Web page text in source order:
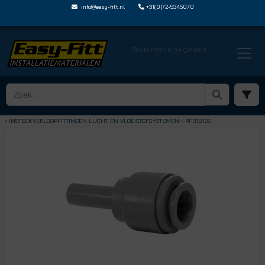
info@easy-fitt.nl +31(0)72-5345070
Ons kantoor is nu gesloten
HOME › SPEEDFIT LUCHT EN VLOEISTOFFEN
› INSTEEKVERLOOPFITTINGEN LUCHT EN VLOEISTOFSYSTEMEN › PI131012S